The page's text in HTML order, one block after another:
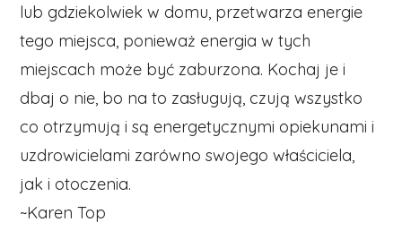
lub gdziekolwiek w domu, przetwarza energie
tego miejsca, ponieważ energia w tych
miejscach może być zaburzona. Kochaj je i
dbaj o nie, bo na to zasługują, czują wszystko
co otrzymują i są energetycznymi opiekunami i
uzdrowicielami zarówno swojego właściciela,
jak i otoczenia.
~Karen Top